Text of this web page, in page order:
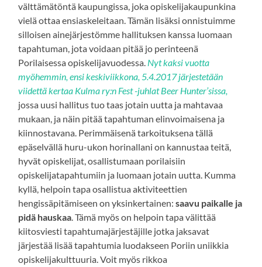
välttämätöntä kaupungissa, joka opiskelijakaupunkina
vielä ottaa ensiaskeleitaan. Tämän lisäksi onnistuimme
silloisen ainejärjestömme hallituksen kanssa luomaan
tapahtuman, jota voidaan pitää jo perinteenä
Porilaisessa opiskelijavuodessa. Nyt kaksi vuotta
myöhemmin, ensi keskiviikkona, 5.4.2017 järjestetään
viidettä kertaa Kulma ry:n Fest -juhlat Beer Hunter’sissa,
jossa uusi hallitus tuo taas jotain uutta ja mahtavaa
mukaan, ja näin pitää tapahtuman elinvoimaisena ja
kiinnostavana. Perimmäisenä tarkoituksena tällä
epäselvällä huru-ukon horinallani on kannustaa teitä,
hyvät opiskelijat, osallistumaan porilaisiin
opiskelijatapahtumiin ja luomaan jotain uutta. Kumma
kyllä, helpoin tapa osallistua aktiviteettien
hengissäpitämiseen on yksinkertainen:saavu paikalle ja
pidä hauskaa. Tämä myös on helpoin tapa välittää
kiitosviesti tapahtumajärjestäjille jotka jaksavat
järjestää lisää tapahtumia luodakseen Poriin uniikkia
opiskelijakulttuuria. Voit myös rikkoa